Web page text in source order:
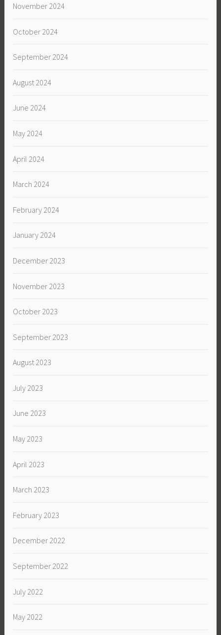
November 2024
October 2024
September 2024
August 2024
June 2024
May 2024
April 2024
March 2024
February 2024
January 2024
December 2023
November 2023
October 2023
September 2023
August 2023
July 2023
June 2023
May 2023
April 2023
March 2023
February 2023
December 2022
September 2022
July 2022
May 2022